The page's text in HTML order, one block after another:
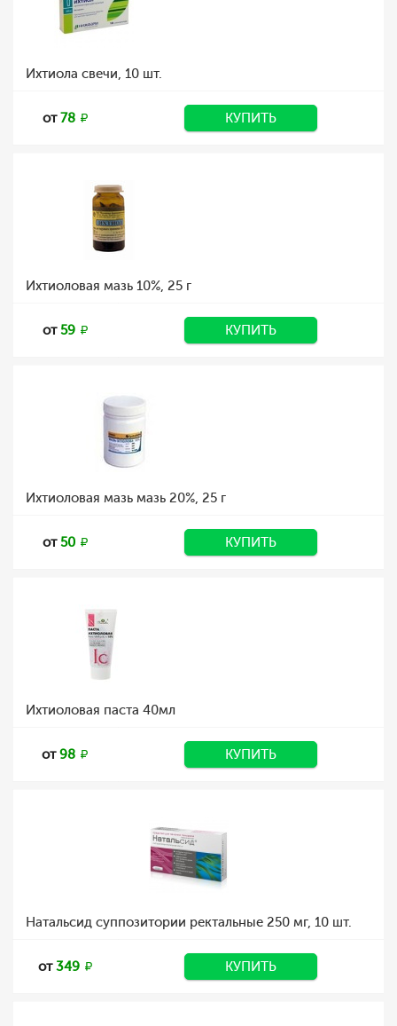
Ихтиола свечи, 10 шт.
от78 КУПИТЬ
Ихтиоловая мазь 10%, 25 г
от59 КУПИТЬ
Ихтиоловая мазь мазь 20%, 25 г
от50 КУПИТЬ
Ихтиоловая паста 40мл
от98 КУПИТЬ
Натальсид суппозитории ректальные 250 мг, 10 шт.
от349 КУПИТЬ